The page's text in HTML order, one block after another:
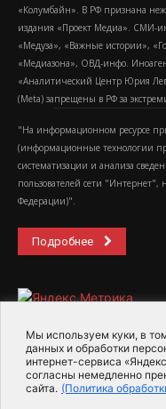
Мы используем куки, в
данных и обработки
интернет-сервиса
согласны немедленно
сайта. (Политика
«Колумбайн». В РФ признана
издания «Проект Медиа». СМИ-
«Медуза», «Важные истории»,
«Медиазона», ОВД-инфо.
«Аналитический Центр Юрия
(Metа) запрещены в РФ за
"На информационном ресурсе
(информационные технологии
систематизации и анализа
пользователей сети "Интернет",
Федерации)".
Подробнее
2015-2026-